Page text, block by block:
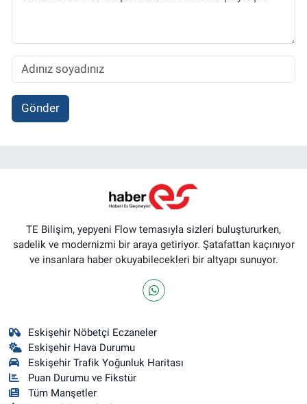
Gönder
TE Bilişim, yepyeni Flow temasıyla sizleri buluştururken,
sadelik ve modernizmi bir araya getiriyor. Şatafattan kaçınıyor
ve insanlara haber okuyabilecekleri bir altyapı sunuyor.
Eskişehir Nöbetçi Eczaneler
Eskişehir Hava Durumu
Eskişehir Trafik Yoğunluk Haritası
Puan Durumu ve Fikstür
Tüm Manşetler